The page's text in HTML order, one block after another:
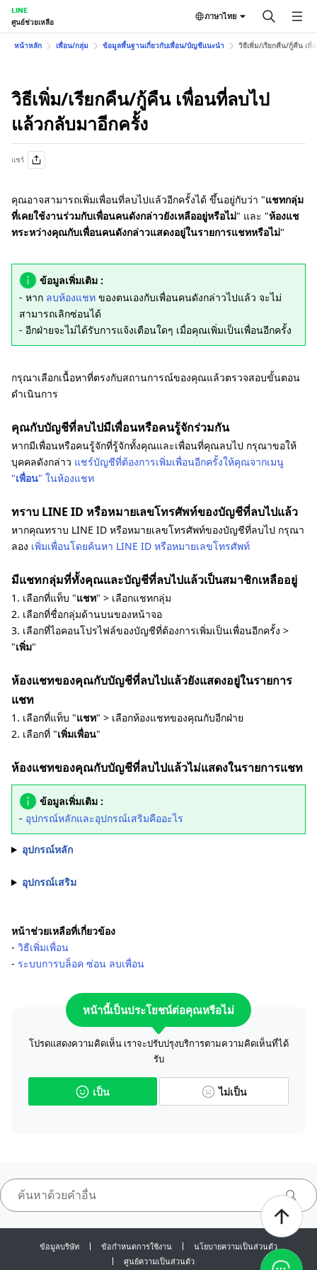
LINE
ศูนย์ช่วยเหลือ
ภาษาไทย
หน้าหลัก เพื่อน/กลุ่ม ข้อมูลพื้นฐานเกี่ยวกับเพื่อน/บัญชีแนะนำ วิธีเพิ่ม/เรียกคืน/กู้คืน เพื่
วิธีเพิ่ม/เรียกคืน/กู้คืน เพื่อนที่ลบไป
แล้วกลับมาอีกครั้ง
แชร์
คุณอาจสามารถเพิ่มเพื่อนที่ลบไปแล้วอีกครั้งได้ ขึ้นอยู่กับว่า "แชทกลุ่ม
ที่เคยใช้งานร่วมกับเพื่อนคนดังกล่าวยังเหลืออยู่หรือไม่" และ "ห้องแช
ทระหว่างคุณกับเพื่อนคนดังกล่าวแสดงอยู่ในรายการแชทหรือไม่"
ข้อมูลเพิ่มเติม :
- หาก ลบห้องแชท ของตนเองกับเพื่อนคนดังกล่าวไปแล้ว จะไม่
สามารถเลิกซ่อนได้
- อีกฝ่ายจะไม่ได้รับการแจ้งเตือนใดๆ เมื่อคุณเพิ่มเป็นเพื่อนอีกครั้ง
กรุณาเลือกเนื้อหาที่ตรงกับสถานการณ์ของคุณแล้วตรวจสอบขั้นตอน
ดำเนินการ
คุณกับบัญชีที่ลบไปมีเพื่อนหรือคนรู้จักร่วมกัน
หากมีเพื่อนหรือคนรู้จักที่รู้จักทั้งคุณและเพื่อนที่คุณลบไป กรุณาขอให้
บุคคลดังกล่าว แชร์บัญชีที่ต้องการเพิ่มเพื่อนอีกครั้งให้คุณจากเมนู
"เพื่อน" ในห้องแชท
ทราบ LINE ID หรือหมายเลขโทรศัพท์ของบัญชีที่ลบไปแล้ว
หากคุณทราบ LINE ID หรือหมายเลขโทรศัพท์ของบัญชีที่ลบไป กรุณา
ลอง เพิ่มเพื่อนโดยค้นหา LINE ID หรือหมายเลขโทรศัพท์
มีแชทกลุ่มที่ทั้งคุณและบัญชีที่ลบไปแล้วเป็นสมาชิกเหลืออยู่
1. เลือกที่แท็บ "แชท" > เลือกแชทกลุ่ม
2. เลือกที่ชื่อกลุ่มด้านบนของหน้าจอ
3. เลือกที่ไอคอนโปรไฟล์ของบัญชีที่ต้องการเพิ่มเป็นเพื่อนอีกครั้ง >
"เพิ่ม"
ห้องแชทของคุณกับบัญชีที่ลบไปแล้วยังแสดงอยู่ในรายการ
แชท
1. เลือกที่แท็บ "แชท" > เลือกห้องแชทของคุณกับอีกฝ่าย
2. เลือกที่ "เพิ่มเพื่อน"
ห้องแชทของคุณกับบัญชีที่ลบไปแล้วไม่แสดงในรายการแชท
ข้อมูลเพิ่มเติม :
- อุปกรณ์หลักและอุปกรณ์เสริมคืออะไร
อุปกรณ์หลัก
อุปกรณ์เสริม
หน้าช่วยเหลือที่เกี่ยวข้อง
- วิธีเพิ่มเพื่อน
- ระบบการบล็อค ซ่อน ลบเพื่อน
หน้านี้เป็นประโยชน์ต่อคุณหรือไม่
โปรดแสดงความคิดเห็น เราจะปรับปรุงบริการตามความคิดเห็นที่ได้
รับ
เป็น ไม่เป็น
ข้อมูลบริษัท ข้อกำหนดการใช้งาน
นโยบายความเป็นส่วนตัว
ศูนย์ความเป็นส่วนตัว